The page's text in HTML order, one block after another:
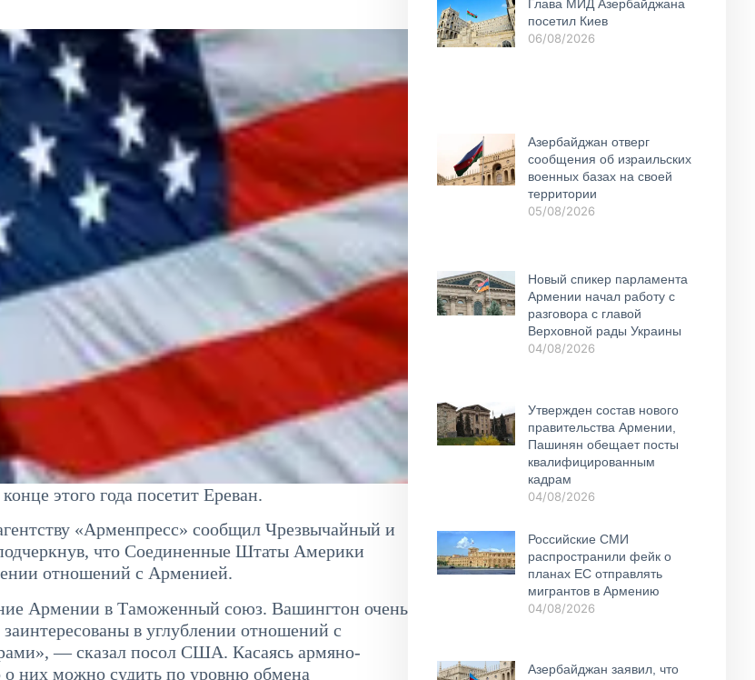
этого года посетит Ереван.
«Арменпресс» сообщил Чрезвычайный и
что Соединенные Штаты Америки
отношений с Арменией.
Армении в Таможенный союз. Вашингтон очень
в углублении отношений с
— сказал посол США. Касаясь армяно-
них можно судить по уровню обмена
Глава МИД Азербайджана
посетил Киев
06/08/2026
Азербайджан отверг
сообщения об израильских
военных базах на своей
территории
05/08/2026
Новый спикер парламента
Армении начал работу с
разговора с главой
Верховной рады Украины
04/08/2026
Утвержден состав нового
правительства Армении,
Пашинян обещает посты
квалифицированным
кадрам
04/08/2026
Российские СМИ
распространили фейк о
планах ЕС отправлять
мигрантов в Армению
04/08/2026
Азербайджан заявил, что